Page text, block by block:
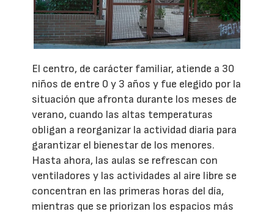
El centro, de carácter familiar, atiende a 30
niños de entre 0 y 3 años y fue elegido por la
situación que afronta durante los meses de
verano, cuando las altas temperaturas
obligan a reorganizar la actividad diaria para
garantizar el bienestar de los menores.
Hasta ahora, las aulas se refrescan con
ventiladores y las actividades al aire libre se
concentran en las primeras horas del día,
mientras que se priorizan los espacios más